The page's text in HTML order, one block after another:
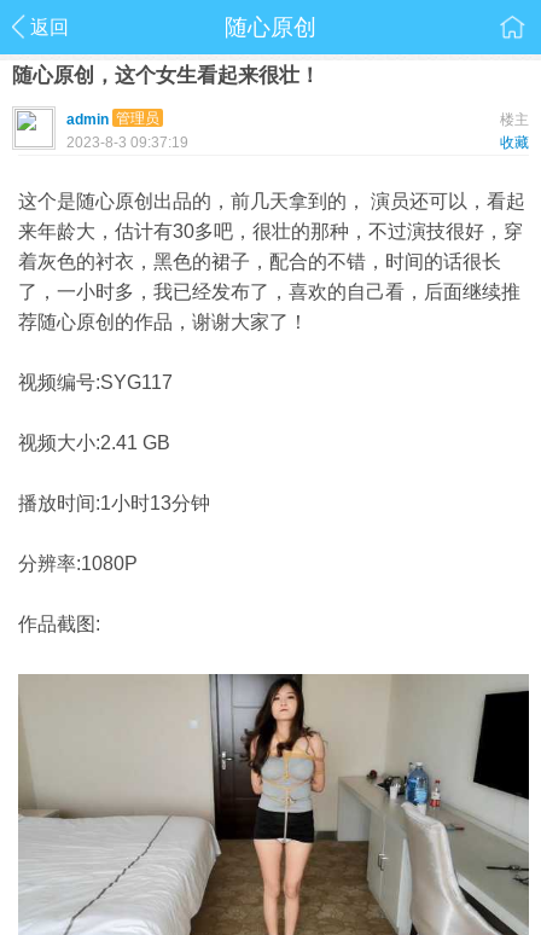
返回 随心原创
随心原创，这个女生看起来很壮！
楼主
admin 管理员
收藏
2023-8-3 09:37:19
这个是随心原创出品的，前几天拿到的， 演员还可以，看起
来年龄大，估计有30多吧，很壮的那种，不过演技很好，穿
着灰色的衬衣，黑色的裙子，配合的不错，时间的话很长
了，一小时多，我已经发布了，喜欢的自己看，后面继续推
荐随心原创的作品，谢谢大家了！
视频编号:SYG117
视频大小:2.41 GB
播放时间:1小时13分钟
分辨率:1080P
作品截图: